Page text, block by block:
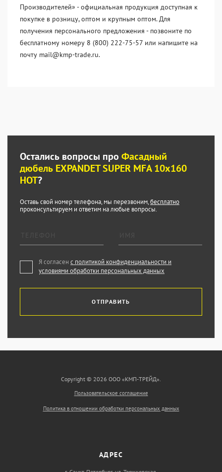
Производителей» - официальная продукция доступная к
покупке в розницу, оптом и крупным оптом. Для
получения персонального предложения - позвоните по
бесплатному номеру 8 (800) 222-75-57 или напишите на
почту mail@kmp-trade.ru.
Остались вопросы про Фасадный
дюбель EXPANDET SUPER MFA 10x160
HOT?
Оставь свой номер телефона, мы перезвоним,бесплатно
проконсультируем и ответим на любые вопросы.
Я согласен с политикой конфиденциальности и
условиями обработки персональных данных
ОТПРАВИТЬ
Copyright © 2026 ООО «КМП-ТРЕЙД».
Пользовательское соглашение
Политика в отношении обработки персональных данных
АДРЕС